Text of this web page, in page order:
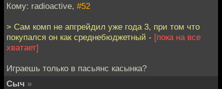
Кому: radioactive, #52
> Сам комп не апгрейдил уже года 3, при том что
покупался он как среднебюджетный - [пока на все
хватает]
Играешь только в пасьянс касынка?
Сыч »